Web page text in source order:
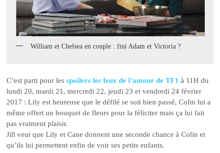
William et Chelsea en couple : fini Adam et Victoria ?
C’est parti pour lesspoilers les feux de l’amour de TF1 à 11H du
lundi 20, mardi 21, mercredi 22, jeudi 23 et vendredi 24 février
2017 : Lily est heureuse que le défilé se soit bien passé, Colin lui a
même offert un bouquet de fleurs pour la féliciter mais ça lui fait
pas vraiment plaisir.
Jill veut que Lily et Cane donnent une seconde chance à Colin et
qu’ils lui permettent enfin de voir ses petits enfants.